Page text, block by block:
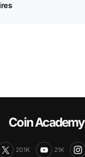
Coin Academy
201K 21K